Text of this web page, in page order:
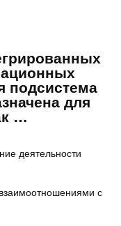
подсистема
для
…
деятельности
с